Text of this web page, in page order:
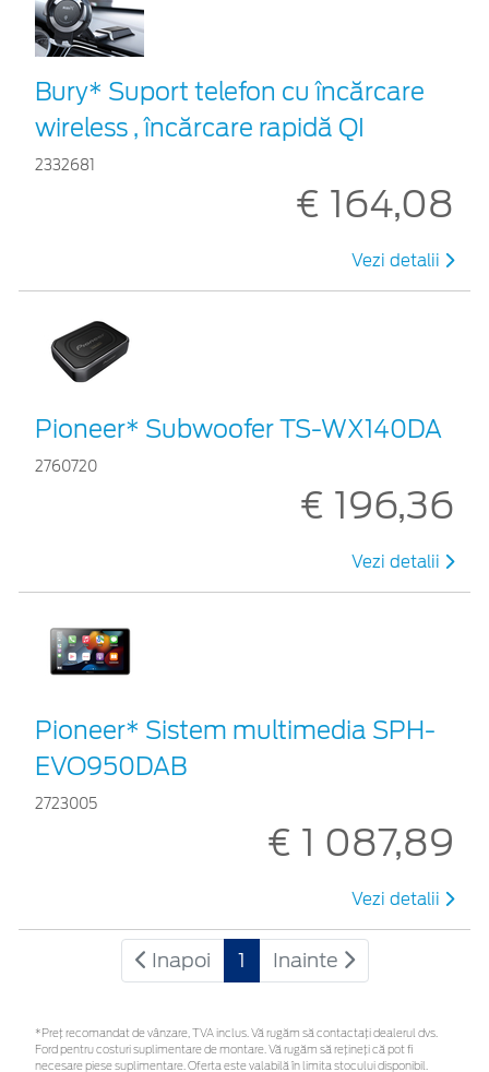
Bury* Suport telefon cu încărcare
wireless , încărcare rapidă QI
2332681
€ 164,08
Vezi detalii
Pioneer* Subwoofer TS-WX140DA
2760720
€ 196,36
Vezi detalii
Pioneer* Sistem multimedia SPH-
EVO950DAB
2723005
€ 1 087,89
Vezi detalii
Inapoi 1 Inainte
*Preţ recomandat de vânzare, TVA inclus. Vă rugăm să contactaţi dealerul dvs.
Ford pentru costuri suplimentare de montare. Vă rugăm să rețineți că pot fi
necesare piese suplimentare. Oferta este valabilă în limita stocului disponibil.